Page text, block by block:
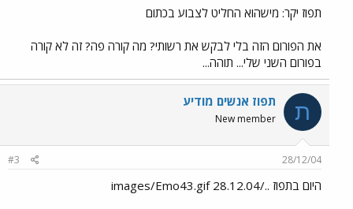
תפוז יקר: מישהוא החליט לצבוע בכתום
את הפורום הזה בלי לבקש את רשותי? מה קורה פה? זה לא קורה
בפורום השני שלי... תוהה...
ת תפוז אנשים מודיע
New member
28/12/04
#3
היום בתפוז ../images/Emo43.gif 28.12.04